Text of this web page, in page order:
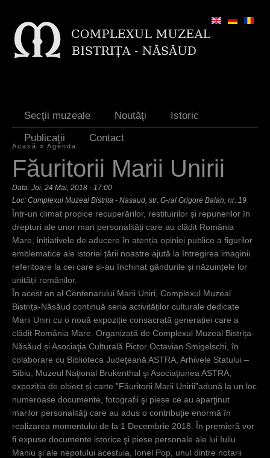
Secţii muzeale Noutăţi
Istoric
Publicaţii
Contact
E
ş
t
i
a
i
c
i
Acasă » Agenda
Făuritorii Marii Unirii
Data: Joi, 24 Mai, 2018 - 17:00
Loc: Complexul Muzeal Bistrita - Nasaud, str. G-ral Grigore Balan, nr. 19
Într-un climat propice recuperărilor, restituirilor și repunerilor în
drepturi ale unor mari personalități care au clădit România
Mare, inițiativele de aducere în atenția opiniei publice a figurilor
emblematice ale istoriei țării noastre ajută la întregirea imaginii
referitoare la cei care și-au închinat gândurile și năzuințele lor
unității românilor.
În acest an al Centenarului Marii Uniri, Complexul Muzeal
Bistrița-Năsăud continuă seria activităților culturale dedicate
Marii Uniri cu o nouă expoziție consacrată generației care a
clădit România Mare. Organizată de Complexul Muzeal Bistrița-
Năsăud și Asociaţia Culturală Pictor Octavian Smigelschi, în
colaborare cu Biblioteca Judeţeană ASTRA, Arhivele Statului –
Sibiu, Muzeul Naţional Brukenthal şi Asociaţiunea ASTRA,
expoziția de obiect și carte ”Făuritorii Marii Unirii”adună la un loc
numeroase documente, fotografii şi piese ce au aparţinut
marilor personalităţi care au adus o contribuţie enormă în
realizarea momentului de la 1 Decembrie 2018. În premieră vor
fi expuse documente istorice şi piese personale ale lui Iuliu
Maniu şi ale nepotului acestuia, Ionel Pop, unul dintre notarii